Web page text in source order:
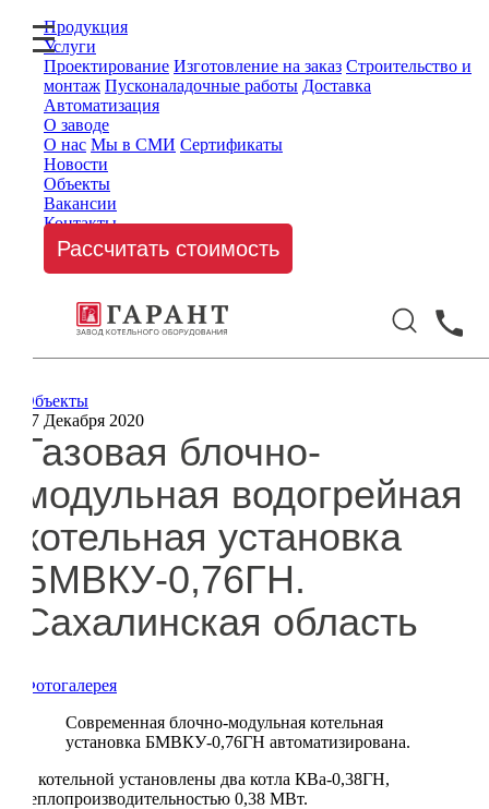
Продукция
Услуги
Проектирование Изготовление на заказ Строительство и
монтаж Пусконаладочные работы Доставка
Автоматизация
О заводе
О нас Мы в СМИ Сертификаты
Новости
Объекты
Вакансии
Контакты
Рассчитать стоимость
Объекты
07 Декабря 2020
Газовая блочно-
модульная водогрейная
котельная установка
БМВКУ-0,76ГН.
Сахалинская область
Фотогалерея
Современная блочно-модульная котельная
установка БМВКУ-0,76ГН автоматизирована.
В котельной установлены два котла КВа-0,38ГН,
теплопроизводительностью 0,38 МВт.